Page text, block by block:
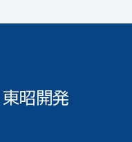
昭開発